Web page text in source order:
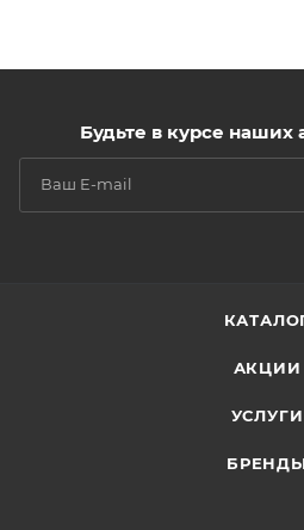
Будьте в курсе наших
АКЦИИ
УСЛУГИ